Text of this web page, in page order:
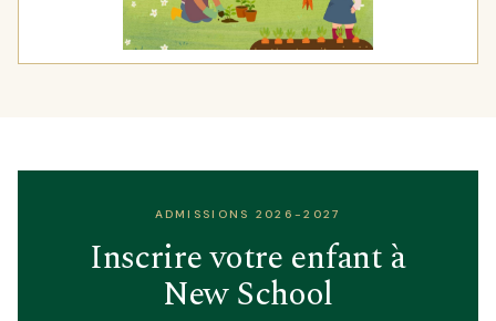
ADMISSIONS 2026-2027
Inscrire votre enfant à
New School